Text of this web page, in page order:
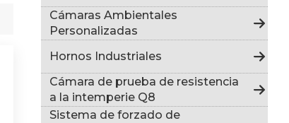
Indonesia
ภาษาไทย
日本語
Cámaras Ambientales
Personalizadas
Hornos Industriales
Cámara de prueba de resistencia
a la intemperie Q8
Sistema de forzado de